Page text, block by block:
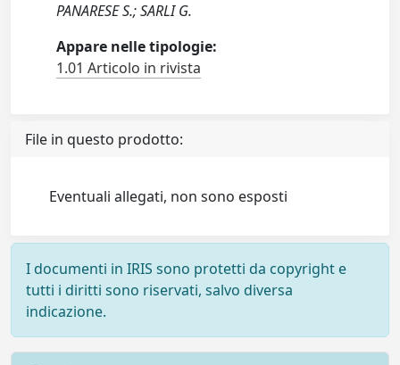
PANARESE S.; SARLI G.
Appare nelle tipologie:
1.01 Articolo in rivista
File in questo prodotto:
Eventuali allegati, non sono esposti
I documenti in IRIS sono protetti da copyright e
tutti i diritti sono riservati, salvo diversa
indicazione.